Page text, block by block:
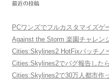
最近の投稿
PCワンズでフルカスタマイズゲ
Against the Storm 楽園チャレン
Cities:Skylines2 HotFixパッチノ
Cities:Skylines2でバグ報告した
Cities:Skylines2で30万人都市作